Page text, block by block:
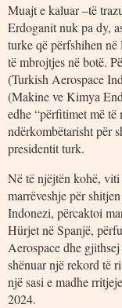
Muajt e kaluar –të
Erdoganit nuk pa dy,
turke që përfshihen
të mbrojtjes në botë.
(Turkish Aerospace
(Makine ve Kimya
edhe “përfitimet më të
ndërkombëtarisht për
presidentit turk.
Në të njëjtën kohë,
marrëveshje për
Indonezi, përcaktoi
Hürjet në Spanjë,
Aerospace dhe
shënuar një rekord të
një sasi e madhe
2024.